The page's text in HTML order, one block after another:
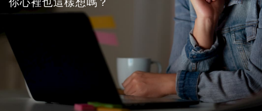
你心裡也這樣想嗎？